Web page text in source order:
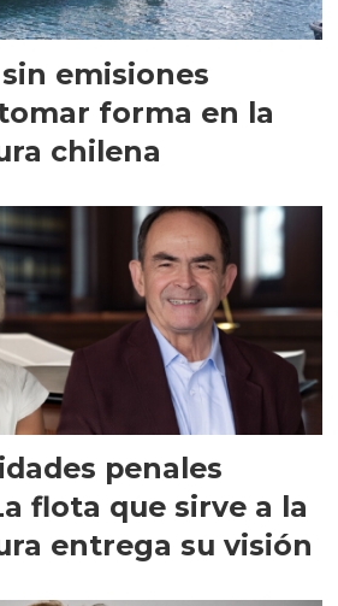
emisiones
forma en la
chilena
penales
flota que sirve a la
entrega su visión